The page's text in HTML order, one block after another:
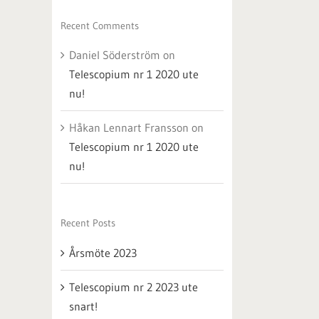
Recent Comments
Daniel Söderström on
Telescopium nr 1 2020 ute
nu!
Håkan Lennart Fransson on
Telescopium nr 1 2020 ute
nu!
Recent Posts
Årsmöte 2023
Telescopium nr 2 2023 ute
snart!